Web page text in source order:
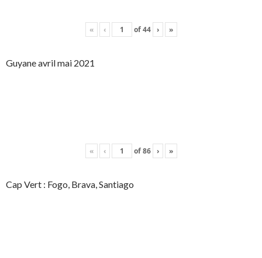
« ‹ of44 › »
Guyane avril mai 2021
« ‹ of86 › »
Cap Vert : Fogo, Brava, Santiago